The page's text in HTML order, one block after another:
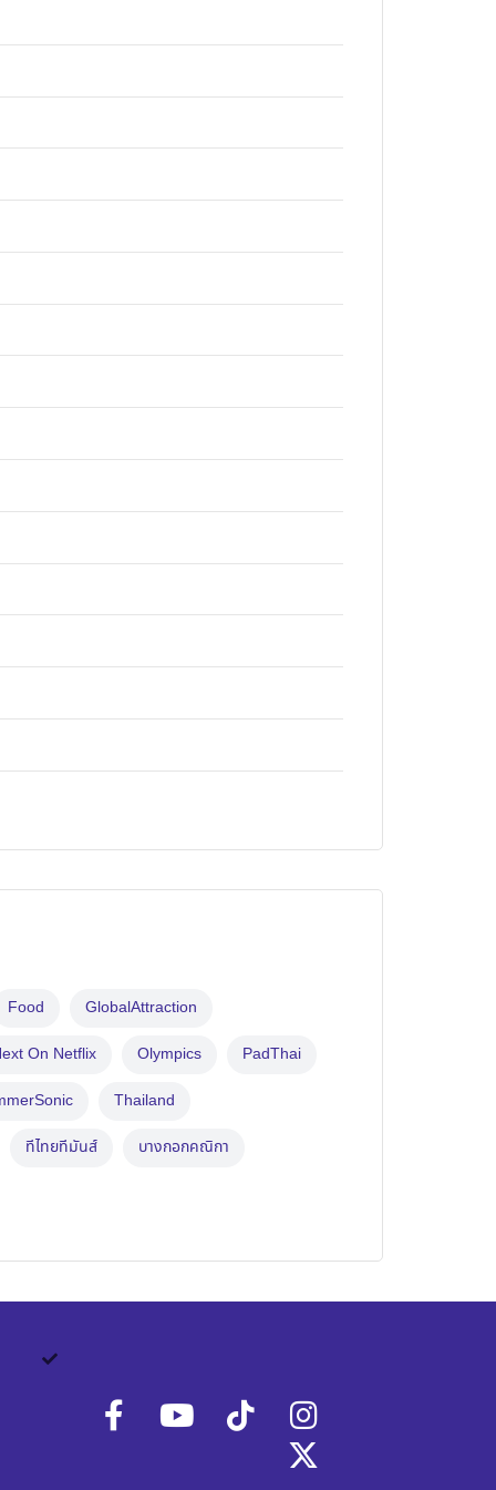
Food GlobalAttraction
On Netflix Olympics PadThai
Thailand
ทีไทยทีมันส์ บางกอกคณิกา